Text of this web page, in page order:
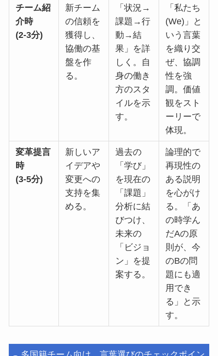
チーム紹
介時
(2-3分)
新チーム
の信頼を
獲得し、
協働の基
盤を作
る。
「状況→
課題→行
動→結
果」を詳
しく。自
身の働き
方のスタ
イルを示
す。
「私たち
(We)」と
いう言葉
を織り交
ぜ、協調
性を強
調。価値
観をスト
ーリーで
体現。
変革提言
時
(3-5分)
新しいア
イデアや
変更への
支持を集
める。
過去の
「学び」
を現在の
「課題」
分析に結
びつけ、
未来の
「ビジョ
ン」を提
案する。
論理的で
再現性の
ある説明
を心がけ
る。「あ
の時学ん
だAの原
則が、今
のBの問
題にも適
用でき
る」と示
す。